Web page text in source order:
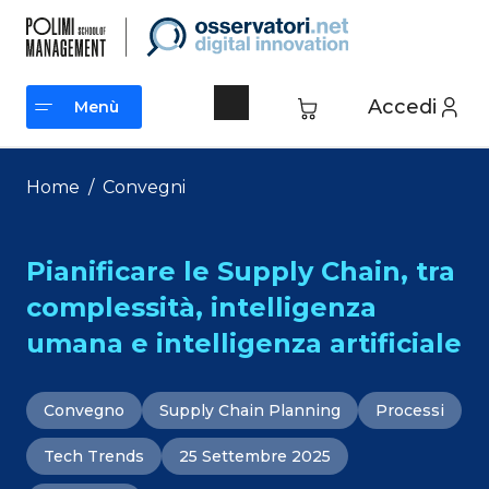
contenuto
Accedi
Menù
Menù
Home / Convegni
Pianificare le Supply Chain, tra
complessità, intelligenza
umana e intelligenza artificiale
Convegno Supply Chain Planning Processi
Tech Trends 25 Settembre 2025